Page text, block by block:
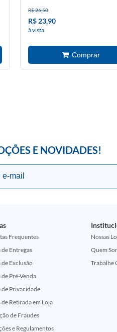
R$ 26,50
R$ 23,90
à vista
E NOVIDADES!
Frequentes
Entregas
Exclusão
Pré-Venda
de Privacidade
Retirada em Loja
de Fraudes
e Regulamentos
Nossas
Quem
Trabalhe